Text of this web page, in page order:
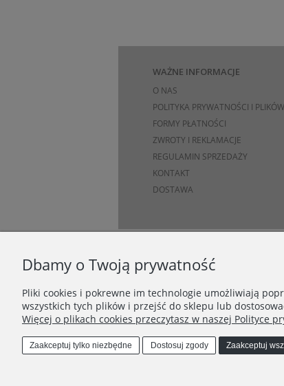
WAŻNE INFORMACJE
O NAS
POLITYKA PRYWATNOŚCI I
FORMY PŁATNOŚCI
ZWROTY I REKLAMACJE
REGULAMIN SPRZEDAŻY
KONTAKT
DOSTAWA
Dbamy o Twoją prywatność
Pliki cookies i pokrewne im technologie umożliwiają
wszystkich tych plików i przejść do sklepu lub
Więcej o plikach cookies przeczytasz w naszej Polityce
Zaakceptuj tylko niezbędne Dostosuj zgody Zaakceptuj